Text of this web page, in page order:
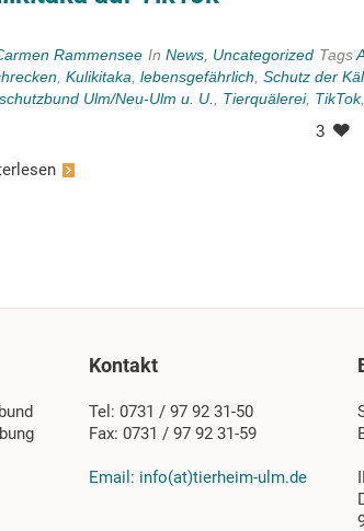
Rammensee In News, Uncategorized Tags
, Kulikitaka lebensgefährlich Schutz der
Ulm/Neu-Ulm u. U.
Tierquälerei, TikTok,
3
Kontakt
Tel: 0731 / 97 92 31-50
Fax: 0731 / 97 92 31-59
Email: info(at)tierheim-ulm.de